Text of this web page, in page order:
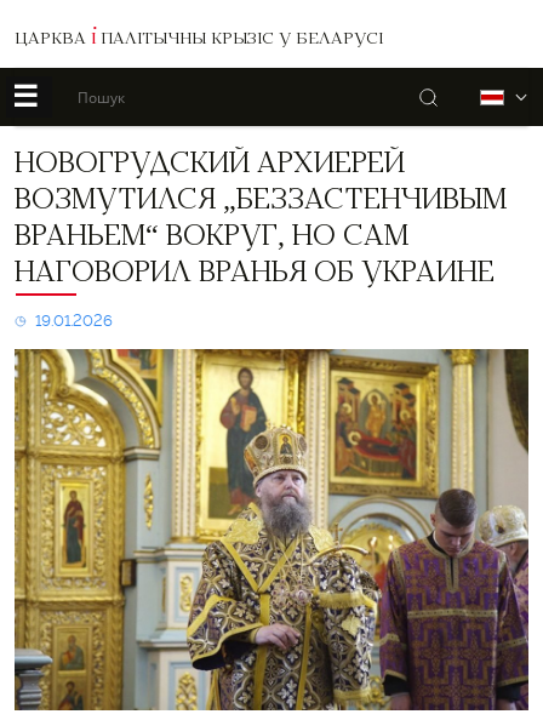
ЦАРКВА І ПАЛІТЫЧНЫ КРЫЗІС У БЕЛАРУСІ
☰ Пошук
Новогрудский
возмутился
„беззастенчивым
враньем“
вокруг,
но
сам
вранья
об
Украине
НОВОГРУДСКИЙ АРХИЕРЕЙ
ВОЗМУТИЛСЯ „БЕЗЗАСТЕНЧИВЫМ
ВРАНЬЕМ“ ВОКРУГ, НО САМ
НАГОВОРИЛ ВРАНЬЯ ОБ УКРАИНЕ
19.01.2026